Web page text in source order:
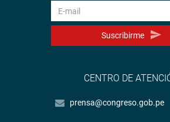
Suscribirme
CENTRO DE
prensa@congreso.gob.pe